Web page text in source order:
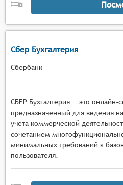
Сбер Бухгалтерия
Сбербанк
СБЕР Бухгалтерия — это онлайн-
предназначенный для ведения
учёта коммерческой
сочетанием
минимальных требований к
пользователя.